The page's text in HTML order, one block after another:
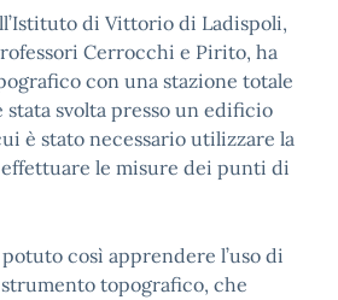
di Vittorio di Ladispoli,
Cerrocchi e Pirito, ha
con una stazione totale
stata svolta presso un edificio
è stato necessario utilizzare la
le misure dei punti di
così apprendere l’uso di
topografico, che